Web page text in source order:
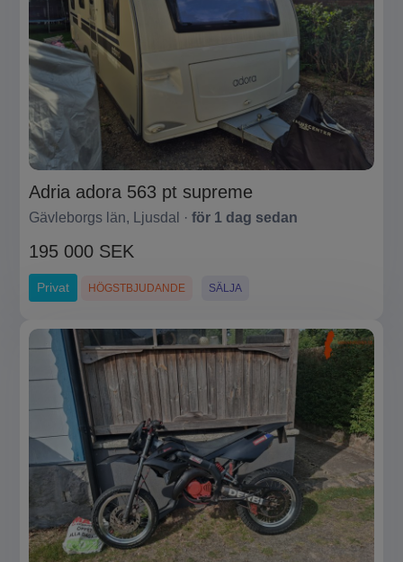
Adria adora 563 pt supreme
Gävleborgs län, Ljusdal · för 1 dag sedan
195 000 SEK
Privat HÖGSTBJUDANDE SÄLJA